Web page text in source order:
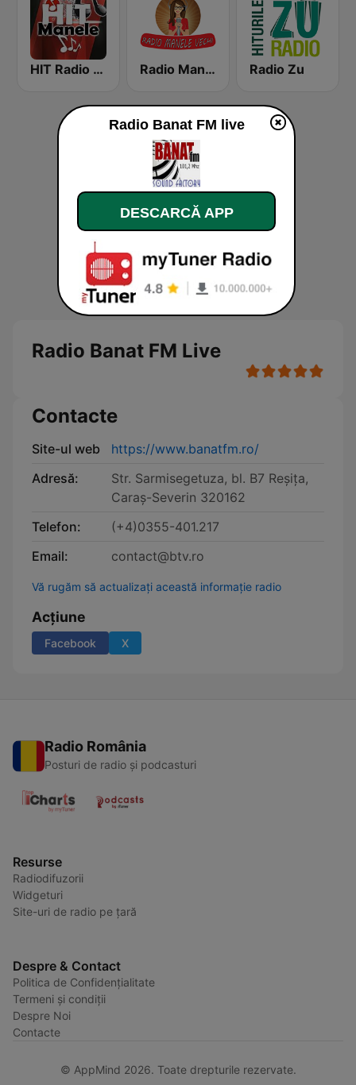
HIT Radio Manele Romania Radio Manele Vechi Radio Zu
Radio Banat FM Live
Contacte
Site-ul web
https://www.banatfm.ro/
Adresă:
Str. Sarmisegetuza, bl. B7 Reşiţa,
Caraş-Severin 320162
Telefon:
(+4)0355-401.217
Email:
contact@btv.ro
Vă rugăm să actualizați această informație radio
Acțiune
Facebook X
Radio România
Posturi de radio și podcasturi
Resurse
Radiodifuzorii
Widgeturi
Site-uri de radio pe țară
Despre & Contact
Politica de Confidențialitate
Termeni și condiții
Despre Noi
Contacte
© AppMind 2026. Toate drepturile rezervate.
Radio Banat FM live
DESCARCĂ APP